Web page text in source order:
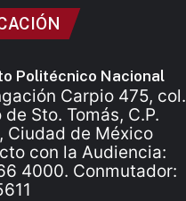
Politécnico Nacional
Carpio 475, col.
de Sto. Tomás, C.P.
Ciudad de México
con la Audiencia:
4000. Conmutador: